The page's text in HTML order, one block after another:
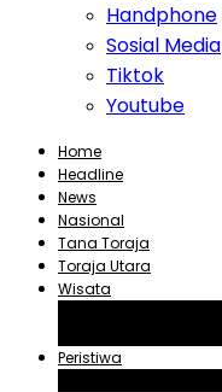
Handphone
Sosial Media
Tiktok
Youtube
Home
Headline
News
Nasional
Tana Toraja
Toraja Utara
Wisata
Peristiwa